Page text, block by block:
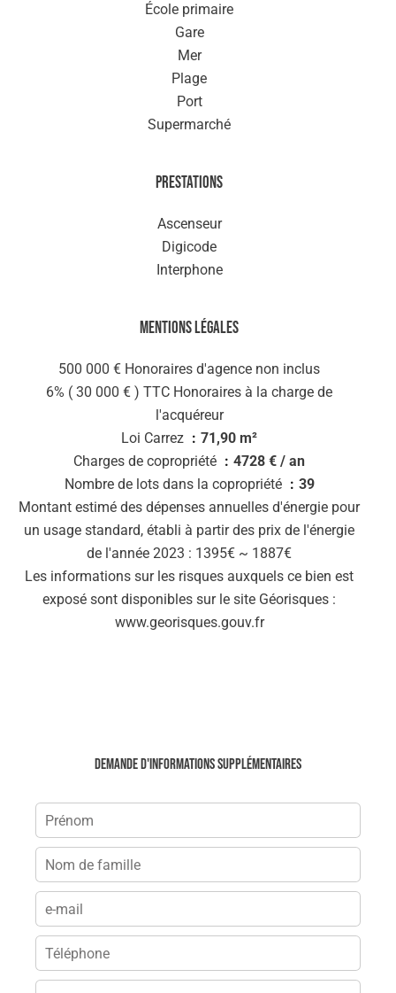
École primaire
Gare
Mer
Plage
Port
Supermarché
Prestations
Ascenseur
Digicode
Interphone
Mentions légales
500 000 € Honoraires d'agence non inclus
6% ( 30 000 € ) TTC Honoraires à la charge de
l'acquéreur
Loi Carrez
71,90 m²
Charges de copropriété
4728 € / an
Nombre de lots dans la copropriété
39
Montant estimé des dépenses annuelles d'énergie pour
un usage standard, établi à partir des prix de l'énergie
de l'année 2023 : 1395€ ~ 1887€
Les informations sur les risques auxquels ce bien est
exposé sont disponibles sur le site Géorisques :
www.georisques.gouv.fr
Demande d'informations supplémentaires